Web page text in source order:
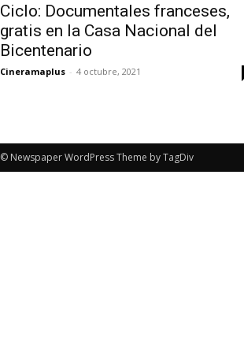
Ciclo: Documentales franceses,
gratis en la Casa Nacional del
Bicentenario
Cineramaplus - 4 octubre, 2021
© Newspaper WordPress Theme by TagDiv